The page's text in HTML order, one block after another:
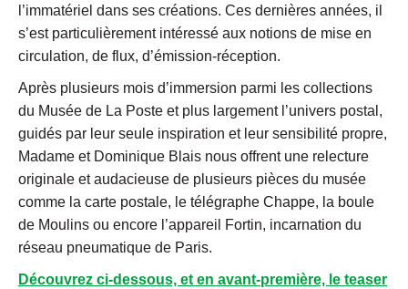
l’immatériel dans ses créations. Ces dernières années, il
s’est particulièrement intéressé aux notions de mise en
circulation, de flux, d’émission-réception.
Après plusieurs mois d’immersion parmi les collections
du Musée de La Poste et plus largement l’univers postal,
guidés par leur seule inspiration et leur sensibilité propre,
Madame et Dominique Blais nous offrent une relecture
originale et audacieuse de plusieurs pièces du musée
comme la carte postale, le télégraphe Chappe, la boule
de Moulins ou encore l’appareil Fortin, incarnation du
réseau pneumatique de Paris.
Découvrez ci-dessous, et en avant-première, le teaser